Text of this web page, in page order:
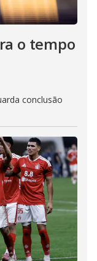
o tempo
conclusão